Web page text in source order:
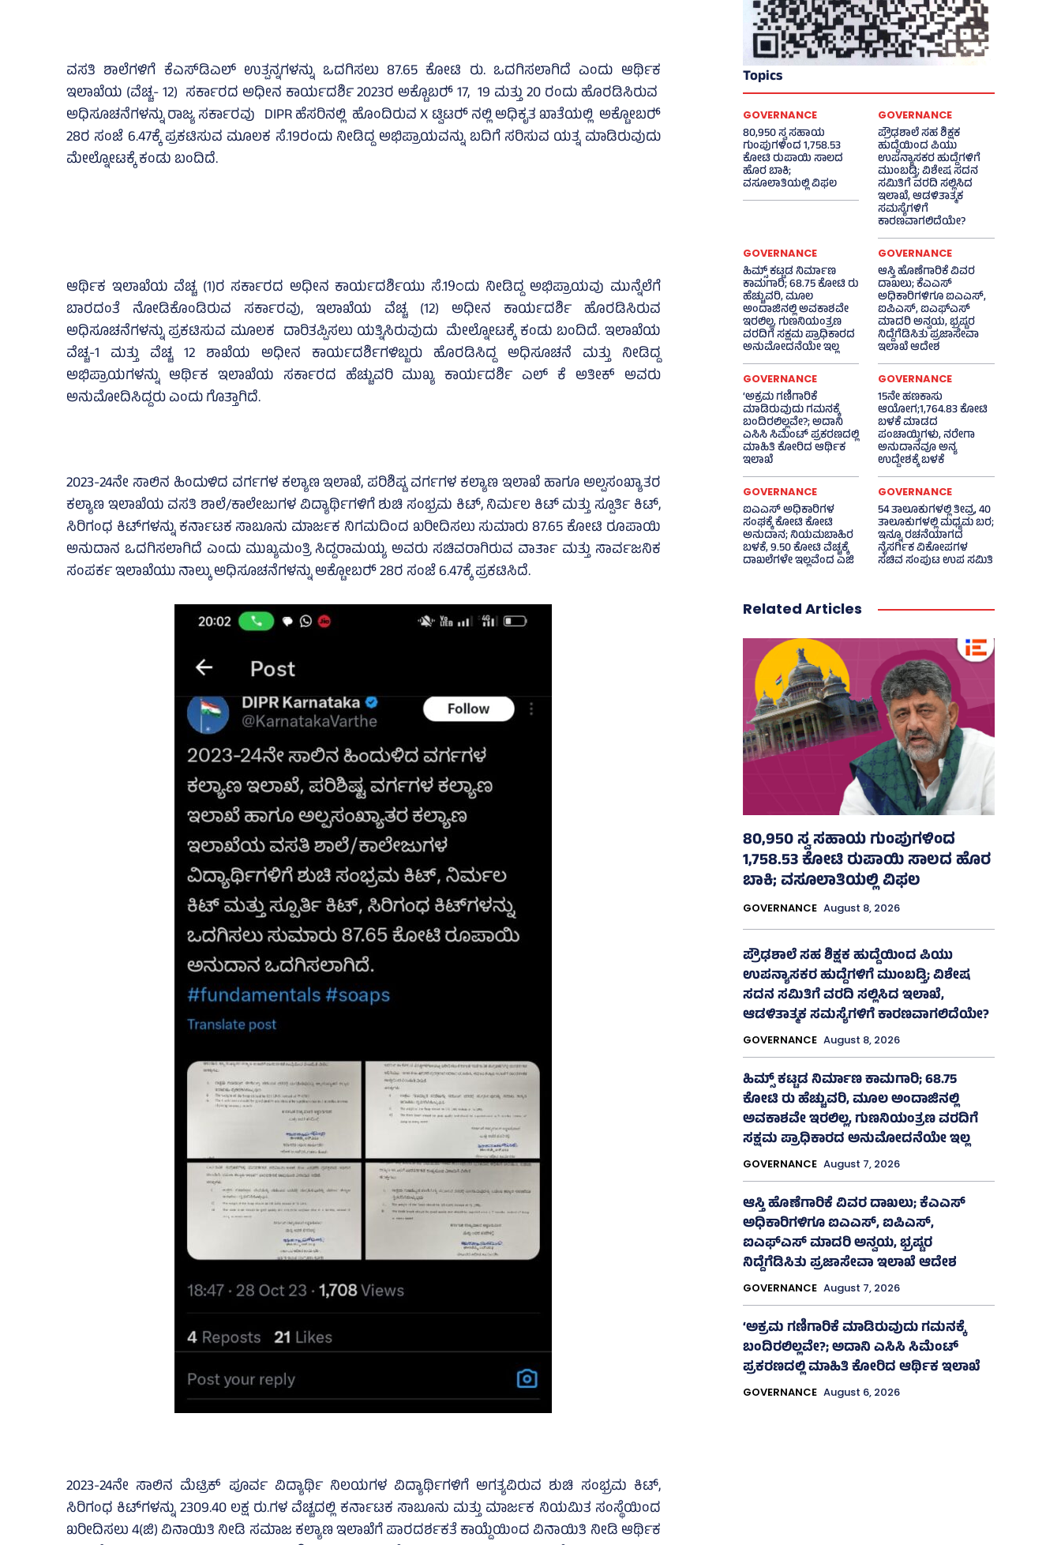
ವಸತಿ ಶಾಲೆಗಳಿಗೆ ಕೆಎಸ್‌ಡಿಎಲ್‌ ಉತ್ಪನ್ನಗಳನ್ನು ಒದಗಿಸಲು 87.65 ಕೋಟಿ ರು. ಒದಗಿಸಲಾಗಿದೆ ಎಂದು ಆರ್ಥಿಕ
ಇಲಾಖೆಯ (ವೆಚ್ಚ- 12) ಸರ್ಕಾರದ ಅಧೀನ ಕಾರ್ಯದರ್ಶಿ 2023ರ ಅಕ್ಟೊಬರ್‍‌ 17, 19 ಮತ್ತು 20 ರಂದು ಹೊರಡಿಸಿರುವ
ಅಧಿಸೂಚನೆಗಳನ್ನು ರಾಜ್ಯ ಸರ್ಕಾರವು DIPR ಹೆಸರಿನಲ್ಲಿ ಹೊಂದಿರುವ X ಟ್ವಿಟರ್‍‌ ನಲ್ಲಿ ಅಧಿಕೃತ ಖಾತೆಯಲ್ಲಿ ಅಕ್ಟೋಬರ್‍‌
28ರ ಸಂಜೆ 6.47ಕ್ಕೆ ಪ್ರಕಟಿಸುವ ಮೂಲಕ ಸೆ.19ರಂದು ನೀಡಿದ್ದ ಅಭಿಪ್ರಾಯವನ್ನು ಬದಿಗೆ ಸರಿಸುವ ಯತ್ನ ಮಾಡಿರುವುದು
ಮೇಲ್ನೋಟಕ್ಕೆ ಕಂಡು ಬಂದಿದೆ.
ಆರ್ಥಿಕ ಇಲಾಖೆಯ ವೆಚ್ಚ (1)ರ ಸರ್ಕಾರದ ಅಧೀನ ಕಾರ್ಯದರ್ಶಿಯು ಸೆ.19ಂದು ನೀಡಿದ್ದ ಅಭಿಪ್ರಾಯವು ಮುನ್ನೆಲೆಗೆ
ಬಾರದಂತೆ ನೋಡಿಕೊಂಡಿರುವ ಸರ್ಕಾರವು, ಇಲಾಖೆಯ ವೆಚ್ಚ (12) ಅಧೀನ ಕಾರ್ಯದರ್ಶಿ ಹೊರಡಿಸಿರುವ
ಅಧಿಸೂಚನೆಗಳನ್ನು ಪ್ರಕಟಿಸುವ ಮೂಲಕ ದಾರಿತಪ್ಪಿಸಲು ಯತ್ನಿಸಿರುವುದು ಮೇಲ್ನೋಟಕ್ಕೆ ಕಂಡು ಬಂದಿದೆ. ಇಲಾಖೆಯ
ವೆಚ್ಚ-1 ಮತ್ತು ವೆಚ್ಚ 12 ಶಾಖೆಯ ಅಧೀನ ಕಾರ್ಯದರ್ಶಿಗಳಿಬ್ಬರು ಹೊರಡಿಸಿದ್ದ ಅಧಿಸೂಚನೆ ಮತ್ತು ನೀಡಿದ್ದ
ಅಭಿಪ್ರಾಯಗಳನ್ನು ಆರ್ಥಿಕ ಇಲಾಖೆಯ ಸರ್ಕಾರದ ಹೆಚ್ಚುವರಿ ಮುಖ್ಯ ಕಾರ್ಯದರ್ಶಿ ಎಲ್‌ ಕೆ ಅತೀಕ್‌ ಅವರು
ಅನುಮೋದಿಸಿದ್ದರು ಎಂದು ಗೊತ್ತಾಗಿದೆ.
2023-24ನೇ ಸಾಲಿನ ಹಿಂದುಳಿದ ವರ್ಗಗಳ ಕಲ್ಯಾಣ ಇಲಾಖೆ, ಪರಿಶಿಷ್ಟ ವರ್ಗಗಳ ಕಲ್ಯಾಣ ಇಲಾಖೆ ಹಾಗೂ ಅಲ್ಪಸಂಖ್ಯಾತರ
ಕಲ್ಯಾಣ ಇಲಾಖೆಯ ವಸತಿ ಶಾಲೆ/ಕಾಲೇಜುಗಳ ವಿದ್ಯಾರ್ಥಿಗಳಿಗೆ ಶುಚಿ ಸಂಭ್ರಮ ಕಿಟ್‌, ನಿರ್ಮಲ ಕಿಟ್‌ ಮತ್ತು ಸ್ಪೂರ್ತಿ ಕಿಟ್‌,
ಸಿರಿಗಂಧ ಕಿಟ್‌ಗಳನ್ನು ಕರ್ನಾಟಕ ಸಾಬೂನು ಮಾರ್ಜಕ ನಿಗಮದಿಂದ ಖರೀದಿಸಲು ಸುಮಾರು 87.65 ಕೋಟಿ ರೂಪಾಯಿ
ಅನುದಾನ ಒದಗಿಸಲಾಗಿದೆ ಎಂದು ಮುಖ್ಯಮಂತ್ರಿ ಸಿದ್ದರಾಮಯ್ಯ ಅವರು ಸಚಿವರಾಗಿರುವ ವಾರ್ತಾ ಮತ್ತು ಸಾರ್ವಜನಿಕ
ಸಂಪರ್ಕ ಇಲಾಖೆಯು ನಾಲ್ಕು ಅಧಿಸೂಚನೆಗಳನ್ನು ಅಕ್ಟೋಬರ್‍‌ 28ರ ಸಂಜೆ 6.47ಕ್ಕೆ ಪ್ರಕಟಿಸಿದೆ.
2023-24ನೇ ಸಾಲಿನ ಮೆಟ್ರಿಕ್‌ ಪೂರ್ವ ವಿದ್ಯಾರ್ಥಿ ನಿಲಯಗಳ ವಿದ್ಯಾರ್ಥಿಗಳಿಗೆ ಅಗತ್ಯವಿರುವ ಶುಚಿ ಸಂಭ್ರಮ ಕಿಟ್‌,
ಸಿರಿಗಂಧ ಕಿಟ್‌ಗಳನ್ನು 2309.40 ಲಕ್ಷ ರು.ಗಳ ವೆಚ್ಚದಲ್ಲಿ ಕರ್ನಾಟಕ ಸಾಬೂನು ಮತ್ತು ಮಾರ್ಜಕ ನಿಯಮಿತ ಸಂಸ್ಥೆಯಿಂದ
ಖರೀದಿಸಲು 4(ಜಿ) ವಿನಾಯಿತಿ ನೀಡಿ ಸಮಾಜ ಕಲ್ಯಾಣ ಇಲಾಖೆಗೆ ಪಾರದರ್ಶಕತೆ ಕಾಯ್ದೆಯಿಂದ ವಿನಾಯಿತಿ ನೀಡಿ ಆರ್ಥಿಕ
Topics
GOVERNANCE
80,950 ಸ್ವ ಸಹಾಯ
ಗುಂಪುಗಳಿಂದ 1,758.53
ಕೋಟಿ ರುಪಾಯಿ ಸಾಲದ
ಹೊರ ಬಾಕಿ;
ವಸೂಲಾತಿಯಲ್ಲಿ ವಿಫಲ
GOVERNANCE
ಪ್ರೌಢಶಾಲೆ ಸಹ ಶಿಕ್ಷಕ
ಹುದ್ದೆಯಿಂದ ಪಿಯು
ಉಪನ್ಯಾಸಕರ ಹುದ್ದೆಗಳಿಗೆ
ಮುಂಬಡ್ತಿ; ವಿಶೇಷ ಸದನ
ಸಮಿತಿಗೆ ವರದಿ ಸಲ್ಲಿಸಿದ
ಇಲಾಖೆ, ಆಡಳಿತಾತ್ಮಕ
ಸಮಸ್ಯೆಗಳಿಗೆ
ಕಾರಣವಾಗಲಿದೆಯೇ?
GOVERNANCE
ಹಿಮ್ಸ್‌ ಕಟ್ಟಡ ನಿರ್ಮಾಣ
ಕಾಮಗಾರಿ; 68.75 ಕೋಟಿ ರು
ಹೆಚ್ಚುವರಿ, ಮೂಲ
ಅಂದಾಜಿನಲ್ಲಿ ಅವಕಾಶವೇ
ಇರಲಿಲ್ಲ, ಗುಣನಿಯಂತ್ರಣ
ವರದಿಗೆ ಸಕ್ಷಮ ಪ್ರಾಧಿಕಾರದ
ಅನುಮೋದನೆಯೇ ಇಲ್ಲ
GOVERNANCE
ಆಸ್ತಿ ಹೊಣೆಗಾರಿಕೆ ವಿವರ
ದಾಖಲು; ಕೆಎಎಸ್
ಅಧಿಕಾರಿಗಳಿಗೂ ಐಎಎಸ್‌,
ಐಪಿಎಸ್‌, ಐಎಫ್‌ಎಸ್‌
ಮಾದರಿ ಅನ್ವಯ, ಭ್ರಷ್ಟರ
ನಿದ್ದೆಗೆಡಿಸಿತು ಪ್ರಜಾಸೇವಾ
ಇಲಾಖೆ ಆದೇಶ
GOVERNANCE
‘ಅಕ್ರಮ ಗಣಿಗಾರಿಕೆ
ಮಾಡಿರುವುದು ಗಮನಕ್ಕೆ
ಬಂದಿರಲಿಲ್ಲವೇ?; ಅದಾನಿ
ಎಸಿಸಿ ಸಿಮೆಂಟ್ ಪ್ರಕರಣದಲ್ಲಿ
ಮಾಹಿತಿ ಕೋರಿದ ಆರ್ಥಿಕ
ಇಲಾಖೆ
GOVERNANCE
15ನೇ ಹಣಕಾಸು
ಆಯೋಗ;1,764.83 ಕೋಟಿ
ಬಳಕೆ ಮಾಡದ
ಪಂಚಾಯ್ತಿಗಳು, ನರೇಗಾ
ಅನುದಾನವೂ ಅನ್ಯ
ಉದ್ದೇಶಕ್ಕೆ ಬಳಕೆ
GOVERNANCE
ಐಎಎಸ್‌ ಅಧಿಕಾರಿಗಳ
ಸಂಘಕ್ಕೆ ಕೋಟಿ ಕೋಟಿ
ಅನುದಾನ; ನಿಯಮಬಾಹಿರ
ಬಳಕೆ, 9.50 ಕೋಟಿ ವೆಚ್ಚಕ್ಕೆ
ದಾಖಲೆಗಳೇ ಇಲ್ಲವೆಂದ ಎಜಿ
GOVERNANCE
54 ತಾಲೂಕುಗಳಲ್ಲಿ ತೀವ್ರ, 40
ತಾಲೂಕುಗಳಲ್ಲಿ ಮಧ್ಯಮ ಬರ;
ಇನ್ನೂ ರಚನೆಯಾಗದ
ನೈಸರ್ಗಿಕ ವಿಕೋಪಗಳ
ಸಚಿವ ಸಂಪುಟ ಉಪ ಸಮಿತಿ
Related Articles
80,950 ಸ್ವ ಸಹಾಯ ಗುಂಪುಗಳಿಂದ
1,758.53 ಕೋಟಿ ರುಪಾಯಿ ಸಾಲದ ಹೊರ
ಬಾಕಿ; ವಸೂಲಾತಿಯಲ್ಲಿ ವಿಫಲ
GOVERNANCE August 8, 2026
ಪ್ರೌಢಶಾಲೆ ಸಹ ಶಿಕ್ಷಕ ಹುದ್ದೆಯಿಂದ ಪಿಯು
ಉಪನ್ಯಾಸಕರ ಹುದ್ದೆಗಳಿಗೆ ಮುಂಬಡ್ತಿ; ವಿಶೇಷ
ಸದನ ಸಮಿತಿಗೆ ವರದಿ ಸಲ್ಲಿಸಿದ ಇಲಾಖೆ,
ಆಡಳಿತಾತ್ಮಕ ಸಮಸ್ಯೆಗಳಿಗೆ ಕಾರಣವಾಗಲಿದೆಯೇ?
GOVERNANCE August 8, 2026
ಹಿಮ್ಸ್‌ ಕಟ್ಟಡ ನಿರ್ಮಾಣ ಕಾಮಗಾರಿ; 68.75
ಕೋಟಿ ರು ಹೆಚ್ಚುವರಿ, ಮೂಲ ಅಂದಾಜಿನಲ್ಲಿ
ಅವಕಾಶವೇ ಇರಲಿಲ್ಲ, ಗುಣನಿಯಂತ್ರಣ ವರದಿಗೆ
ಸಕ್ಷಮ ಪ್ರಾಧಿಕಾರದ ಅನುಮೋದನೆಯೇ ಇಲ್ಲ
GOVERNANCE August 7, 2026
ಆಸ್ತಿ ಹೊಣೆಗಾರಿಕೆ ವಿವರ ದಾಖಲು; ಕೆಎಎಸ್
ಅಧಿಕಾರಿಗಳಿಗೂ ಐಎಎಸ್‌, ಐಪಿಎಸ್‌,
ಐಎಫ್‌ಎಸ್‌ ಮಾದರಿ ಅನ್ವಯ, ಭ್ರಷ್ಟರ
ನಿದ್ದೆಗೆಡಿಸಿತು ಪ್ರಜಾಸೇವಾ ಇಲಾಖೆ ಆದೇಶ
GOVERNANCE August 7, 2026
‘ಅಕ್ರಮ ಗಣಿಗಾರಿಕೆ ಮಾಡಿರುವುದು ಗಮನಕ್ಕೆ
ಬಂದಿರಲಿಲ್ಲವೇ?; ಅದಾನಿ ಎಸಿಸಿ ಸಿಮೆಂಟ್
ಪ್ರಕರಣದಲ್ಲಿ ಮಾಹಿತಿ ಕೋರಿದ ಆರ್ಥಿಕ ಇಲಾಖೆ
GOVERNANCE August 6, 2026